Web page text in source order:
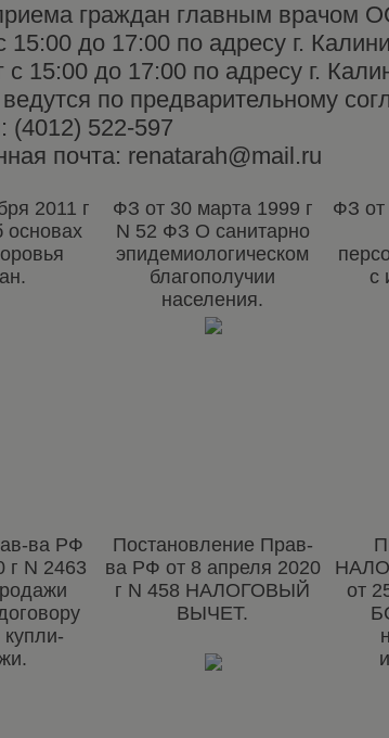
граждан главным врачом
15:00 до 17:00 по адресу г.
с 15:00 до 17:00 по адресу г.
по предварительному
(4012) 522-597
почта: renatarah@mail.ru
2011 г
ФЗ от 30 марта 1999 г
N 52 ФЗ О санитарно
эпидемиологическом
благополучии
населения.
ФЗ от
с
ва РФ
г N 2463
купли-
Постановление Прав-
ва РФ от 8 апреля 2020
г N 458 НАЛОГОВЫЙ
ВЫЧЕТ.
от